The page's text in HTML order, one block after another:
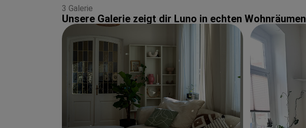
3 Galerie
Unsere Galerie zeigt dir Luno in echten Wohnräumen